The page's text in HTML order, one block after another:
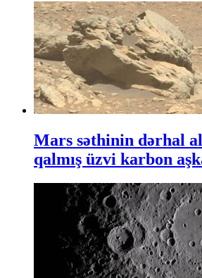
Mars səthinin dərhal
qalmış üzvi karbon